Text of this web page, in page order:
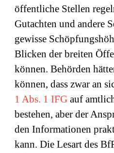
öffentliche Stellen
Gutachten und andere
gewisse
Blicken der breiten
können. Behörden
können, dass zwar an
1 Abs. 1 IFG auf
bestehen, aber der
den Informationen
kann. Die Lesart des